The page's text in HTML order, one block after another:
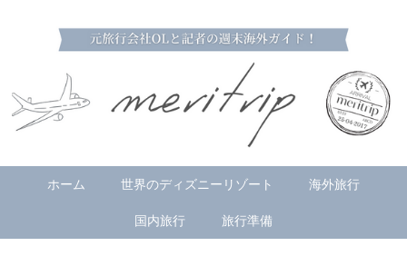
ホーム 世界のディズニーリゾート 海外旅行
国内旅行 旅行準備